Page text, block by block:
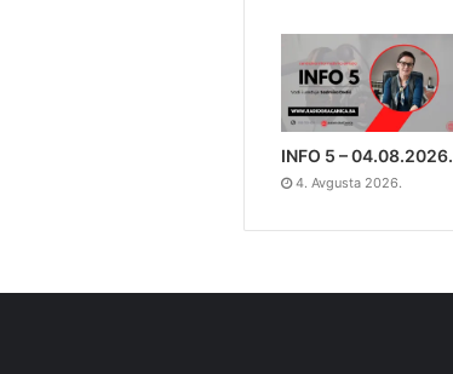
INFO 5 – 04.08.2026.
4. Avgusta 2026.